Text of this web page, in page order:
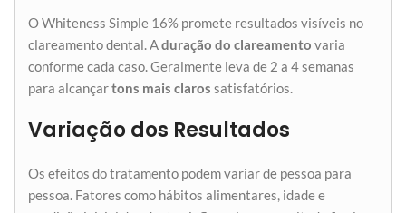
O Whiteness Simple 16% promete resultados visíveis no
clareamento dental. Aduração do clareamento varia
conforme cada caso. Geralmente leva de 2 a 4 semanas
para alcançartons mais claros satisfatórios.
Variação dos Resultados
Os efeitos do tratamento podem variar de pessoa para
pessoa. Fatores como hábitos alimentares, idade e